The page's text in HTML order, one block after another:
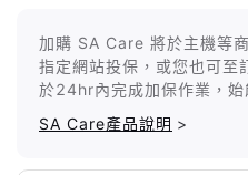
加購 SA Care 將於主機等
指定網站投保，或您也可至
於24hr內完成加保作業，始
SA Care產品說明 >